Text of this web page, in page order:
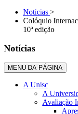
Notícias >
Colóquio
10ª edição
Notícias
MENU DA PÁGINA
A Unisc
A
Avaliação